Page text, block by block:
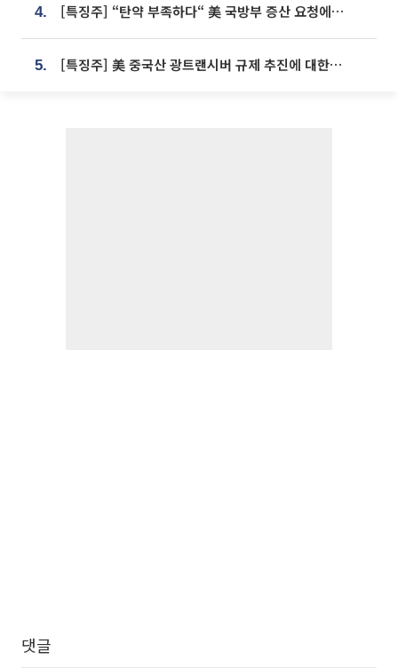
4. [특징주] “탄약 부족하다“ 美 국방부 증산 요청에⋯국내 방산주 급등세
5. [특징주] 美 중국산 광트랜시버 규제 추진에 대한광통신 등 광통신株 강세
댓글